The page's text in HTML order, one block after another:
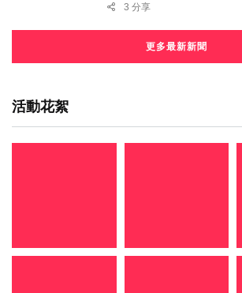
3 分享
更多最新新聞
活動花絮